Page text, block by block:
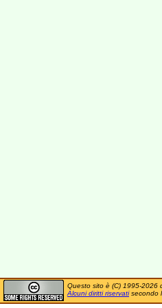
Questo sito è (C) 1995-2026
Alcuni diritti riservatisecondo